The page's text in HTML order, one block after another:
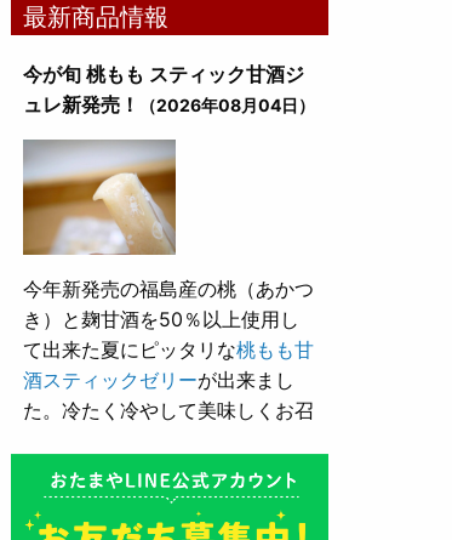
最新商品情報
今が旬 桃もも スティック甘酒ジ
ュレ新発売！
（2026年08月04日）
今年新発売の福島産の桃（あかつ
き）と麹甘酒を50％以上使用し
て出来た夏にピッタリな桃もも甘
酒スティックゼリーが出来まし
た。冷たく冷やして美味しくお召
とろり漬け込み用酒粕が新発売！